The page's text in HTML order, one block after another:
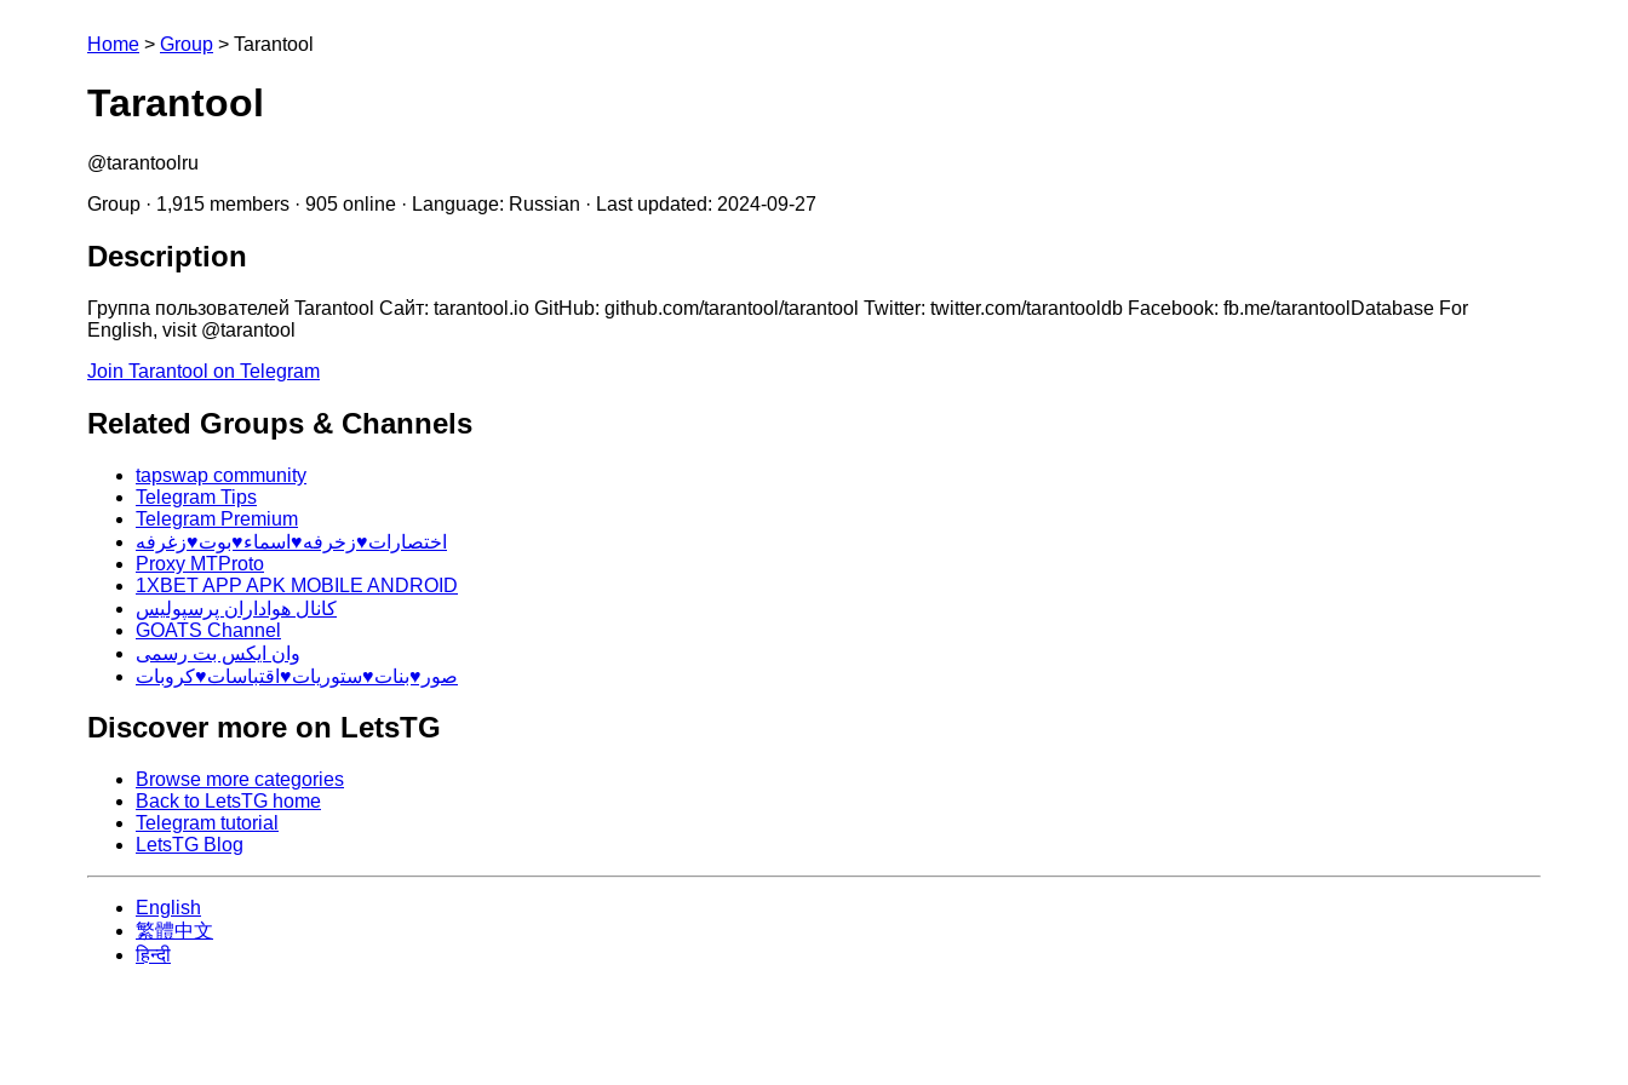
Home > Group > Tarantool
Tarantool
@tarantoolru
Group · 1,915 members · 905 online · Language: Russian · Last updated: 2024-09-27
Description
Группа пользователей Tarantool Сайт: tarantool.io GitHub: github.com/tarantool/tarantool Twitter: twitter.com/tarantooldb Facebook: fb.me/tarantoolDatabase For
English, visit @tarantool
Join Tarantool on Telegram
Related Groups & Channels
tapswap community
Telegram Tips
Telegram Premium
اختصارات♥️زخرفه♥️اسماء♥️بوت♥️زغرفه
Proxy MTProto
1XBET APP APK MOBILE ANDROID
کانال هواداران پرسپولیس
GOATS Channel
وان ایکس بت رسمی
صور♥️بنات♥️ستوريات♥️اقتباسات♥️كروبات
Discover more on LetsTG
Browse more categories
Back to LetsTG home
Telegram tutorial
LetsTG Blog
English
繁體中文
हिन्दी